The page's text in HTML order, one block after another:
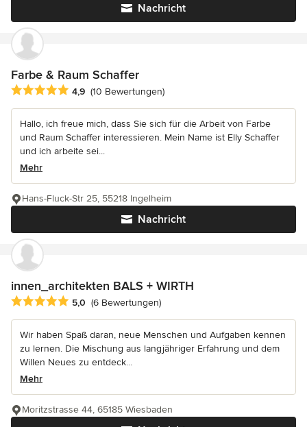
Nachricht
Farbe & Raum Schaffer
Durchschnittliche Bewertung: 4.9 von 5 Sternen
4,9 (10 Bewertungen)
Hallo, ich freue mich, dass Sie sich für die Arbeit von Farbe
und Raum Schaffer interessieren. Mein Name ist Elly Schaffer
und ich arbeite sei...
Mehr
Nachricht
Hans-Fluck-Str 25, 55218 Ingelheim
innen_architekten BALS + WIRTH
Durchschnittliche Bewertung: 5 von 5 Sternen
5,0 (6 Bewertungen)
Wir haben Spaß daran, neue Menschen und Aufgaben kennen
zu lernen. Die Mischung aus langjähriger Erfahrung und dem
Willen Neues zu entdeck...
Mehr
Moritzstrasse 44, 65185 Wiesbaden